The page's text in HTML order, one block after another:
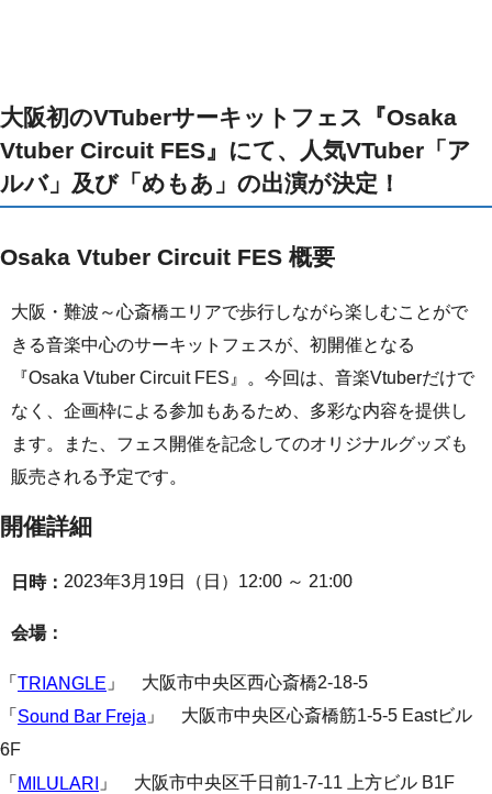
大阪初のVTuberサーキットフェス『Osaka
Vtuber Circuit FES』にて、人気VTuber「ア
ルバ」及び「めもあ」の出演が決定！
Osaka Vtuber Circuit FES 概要
大阪・難波～心斎橋エリアで歩行しながら楽しむことがで
きる音楽中心のサーキットフェスが、初開催となる
『Osaka Vtuber Circuit FES』。今回は、音楽Vtuberだけで
なく、企画枠による参加もあるため、多彩な内容を提供し
ます。また、フェス開催を記念してのオリジナルグッズも
販売される予定です。
開催詳細
日時： 2023年3月19日（日）12:00 ～ 21:00
会場：
「 TRIANGLE 」 大阪市中央区西心斎橋2-18-5
「 Sound Bar Freja 」 大阪市中央区心斎橋筋1-5-5 Eastビル
6F
「 MILULARI 」 大阪市中央区千日前1-7-11 上方ビル B1F